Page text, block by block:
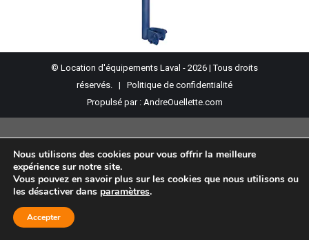
© Location d'équipements Laval - 2026 | Tous droits
réservés. | Politique de confidentialité
Propulsé par : AndreOuellette.com
Nous utilisons des cookies pour vous offrir la meilleure
expérience sur notre site.
Vous pouvez en savoir plus sur les cookies que nous utilisons ou
les désactiver dans paramètres.
Accepter